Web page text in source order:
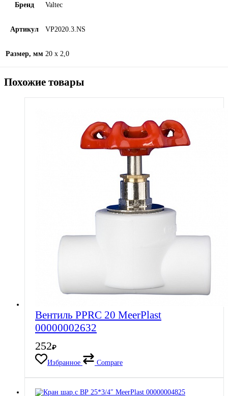
Бренд Valtec
Артикул VP2020.3.NS
Размер, мм 20 x 2,0
Похожие товары
Вентиль PPRC 20 MeerPlast
00000002632
252₽
Избранное
Compare